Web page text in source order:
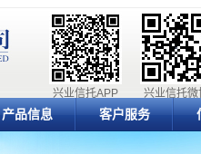
兴业信托微
兴业信托APP
产品信息 客户服务